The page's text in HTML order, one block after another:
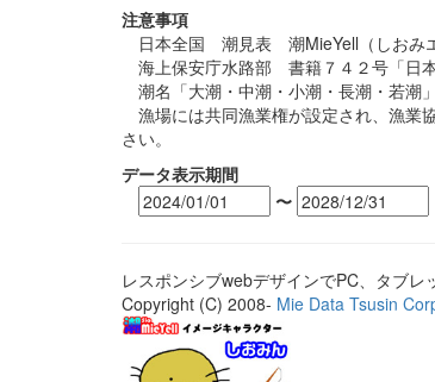
注意事項
日本全国 潮見表 潮MieYell（しおみエ
海上保安庁水路部 書籍７４２号「日
潮名「大潮・中潮・小潮・長潮・若潮
漁場には共同漁業権が設定され、漁業
さい。
データ表示期間
〜
レスポンシブwebデザインでPC、タブレ
Copyright (C) 2008- Mie Data Tsusin